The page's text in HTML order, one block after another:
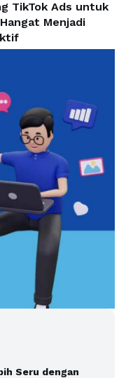
TikTok Ads untuk
Menjadi
Seru dengan